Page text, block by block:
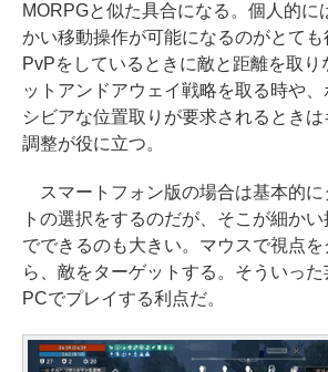
MORPGと似た具合になる。個人的に
かい移動操作が可能になるのがとて
PvPをしているときに敵と距離を取り
ットアンドアウェイ戦略を取る時や、
シビアな位置取りが要求されるとき
調整が役に立つ。
スマートフォン版の場合は基本的に
トの選択をするのだが、そこが細か
でできるのも大きい。マウスで視点
ら、敵をターゲットする。そういっ
PCでプレイする利点だ。